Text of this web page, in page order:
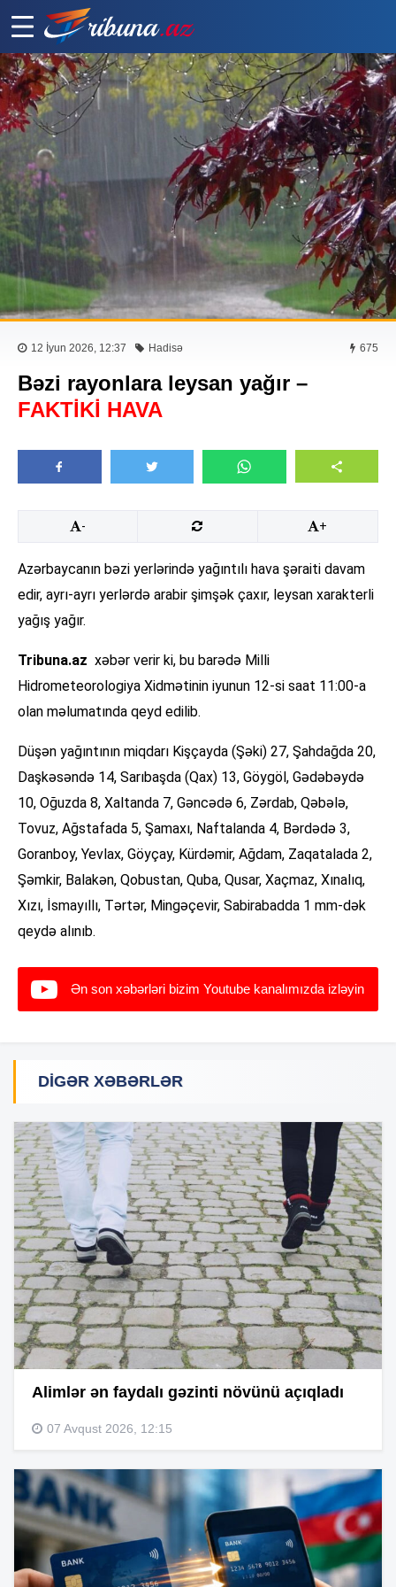
12 İyun 2026, 12:37 Hadisə 675
Bəzi rayonlara leysan yağır –
FAKTİKİ HAVA
- +
Azərbaycanın bəzi yerlərində yağıntılı hava şəraiti davam
edir, ayrı-ayrı yerlərdə arabir şimşək çaxır, leysan xarakterli
yağış yağır.
Tribuna.az xəbər verir ki, bu barədə Milli
Hidrometeorologiya Xidmətinin iyunun 12-si saat 11:00-a
olan məlumatında qeyd edilib.
Düşən yağıntının miqdarı Kişçayda (Şəki) 27, Şahdağda 20,
Daşkəsəndə 14, Sarıbaşda (Qax) 13, Göygöl, Gədəbəydə
10, Oğuzda 8, Xaltanda 7, Gəncədə 6, Zərdab, Qəbələ,
Tovuz, Ağstafada 5, Şamaxı, Naftalanda 4, Bərdədə 3,
Goranboy, Yevlax, Göyçay, Kürdəmir, Ağdam, Zaqatalada 2,
Şəmkir, Balakən, Qobustan, Quba, Qusar, Xaçmaz, Xınalıq,
Xızı, İsmayıllı, Tərtər, Mingəçevir, Sabirabadda 1 mm-dək
qeydə alınıb.
Ən son xəbərləri bizim Youtube kanalımızda izləyin
DIGƏR XƏBƏRLƏR
Alimlər ən faydalı gəzinti növünü açıqladı
07 Avqust 2026, 12:15